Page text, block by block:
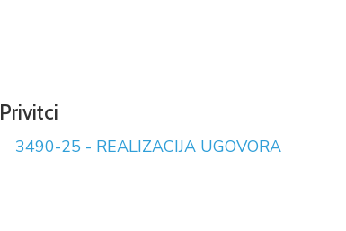
Privitci
3490-25 - REALIZACIJA UGOVORA